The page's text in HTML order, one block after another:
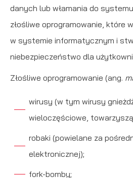
danych lub włamania do
złośliwe oprogramowanie, które
w systemie informatycznym i
niebezpieczeństwo dla
Złośliwe oprogramowanie (ang.
wirusy (w tym wirusy
wieloczęściowe,
robaki (powielane za
elektronicznej);
fork-bomby;